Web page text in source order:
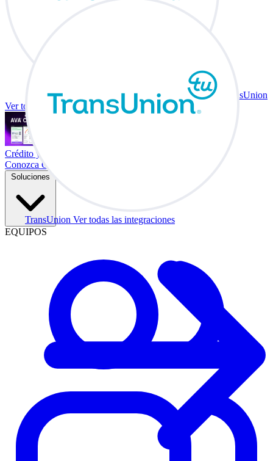
TransUnion Ver todas las integraciones
TransUnion
Ver todas las integraciones
Crédito y vehículo a cambio en su escritorio.
Conozca Co-Driver
Soluciones
EQUIPOS